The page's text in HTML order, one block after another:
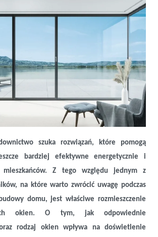
względem stron świataszuka rozwiązań, które pomogą
bardziej efektywne energetycznie i
Z tego względu jednym z
na które warto zwrócić uwagę podczas
domu, jest właściwe rozmieszczenie
okien. O tym, jak odpowiednie
rodzaj okien wpływa na doświetlenie